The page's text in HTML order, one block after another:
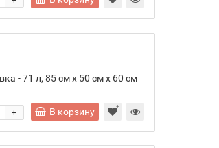
- 71 л, 85 см x 50 см x 60 см
+ В корзину